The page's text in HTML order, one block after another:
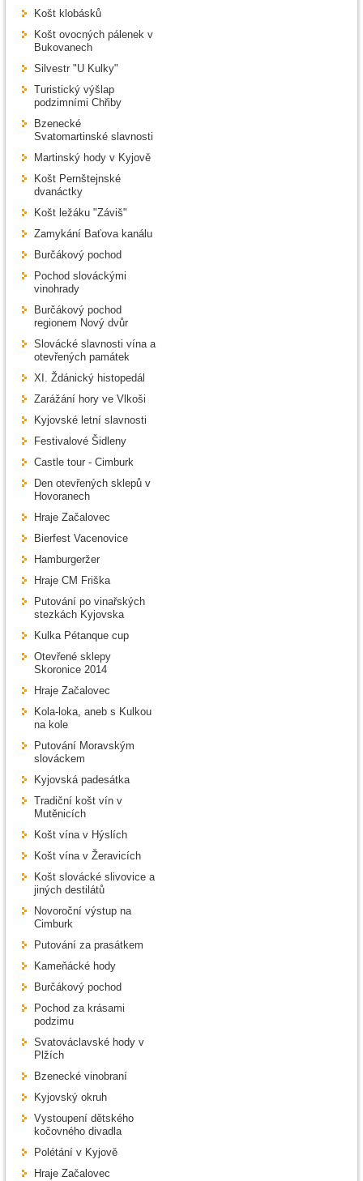
Košt klobásků
Košt ovocných pálenek v
Bukovanech
Silvestr "U Kulky"
Turistický výšlap
podzimními Chřiby
Bzenecké
Svatomartinské slavnosti
Martinský hody v Kyjově
Košt Pernštejnské
dvanáctky
Košt ležáku "Záviš"
Zamykání Baťova kanálu
Burčákový pochod
Pochod slováckými
vinohrady
Burčákový pochod
regionem Nový dvůr
Slovácké slavnosti vína a
otevřených památek
XI. Ždánický histopedál
Zarážání hory ve Vlkoši
Kyjovské letní slavnosti
Festivalové Šidleny
Castle tour - Cimburk
Den otevřených sklepů v
Hovoranech
Hraje Začalovec
Bierfest Vacenovice
Hamburgeržer
Hraje CM Friška
Putování po vinařských
stezkách Kyjovska
Kulka Pétanque cup
Otevřené sklepy
Skoronice 2014
Hraje Začalovec
Kola-loka, aneb s Kulkou
na kole
Putování Moravským
slováckem
Kyjovská padesátka
Tradiční košt vín v
Mutěnicích
Košt vína v Hýslích
Košt vína v Žeravicích
Košt slovácké slivovice a
jiných destilátů
Novoroční výstup na
Cimburk
Putování za prasátkem
Kameňácké hody
Burčákový pochod
Pochod za krásami
podzimu
Svatováclavské hody v
Plžích
Bzenecké vinobraní
Kyjovský okruh
Vystoupení dětského
kočovného divadla
Polétání v Kyjově
Hraje Začalovec